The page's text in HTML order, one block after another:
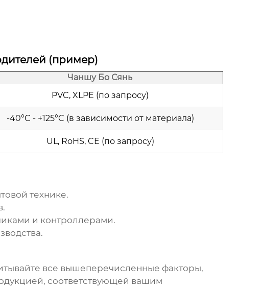
(пример)
Чаншу Бо Сянь
PVC, XLPE (по запросу)
-40°C - +125°C (в зависимости от материала)
UL, RoHS, CE (по запросу)
технике.
и контроллерами.
все вышеперечисленные факторы,
соответствующей вашим